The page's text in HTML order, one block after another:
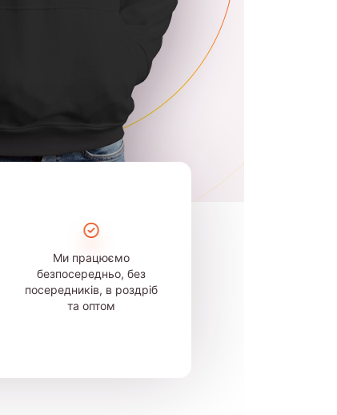
Ми працюємо
безпосередньо, без
посередників, в роздріб
та оптом